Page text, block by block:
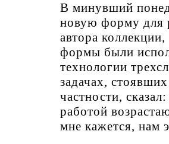
В минувший
новую форму для
автора
формы были
технологии
задачах,
частности,
работой
мне кажется, нам